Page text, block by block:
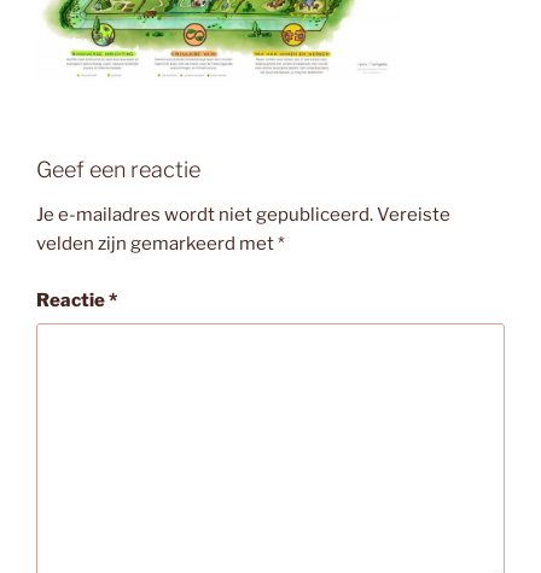
Geef een reactie
Je e-mailadres wordt niet gepubliceerd.Vereiste
velden zijn gemarkeerd met*
Reactie*